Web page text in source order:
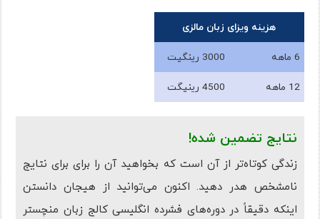
هزینه ویزای زبان مالزی
6 ماهه
3000 رینگیت
12 ماهه
4500 رینیگت
نتایج تضمین شده!
زندگی کوتاه‌تر از آن است که بخواهید آن را برای برای نتایج
نامشخص هدر دهید. اکنون می‌توانید از هیجان دانستن
اینکه دقیقاً در دوره‌های فشرده انگلیسی کالج زبان منچستر